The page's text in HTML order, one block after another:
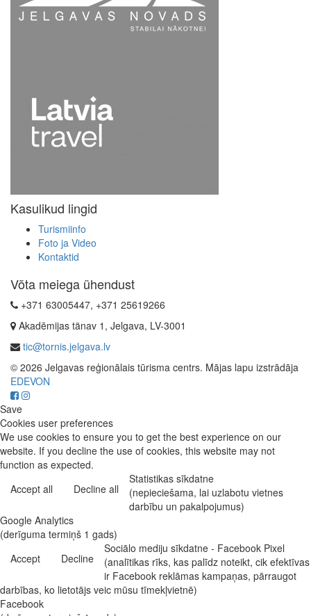
Kasulikud lingid
Turismiinfo
Foto ja Video
Kontaktid
Võta meiega ühendust
+371 63005447, +371 25619266
Akadēmijas tänav 1, Jelgava, LV-3001
tic@tornis.jelgava.lv
© 2026 Jelgavas reģionālais tūrisma centrs. Mājas lapu izstrādāja
EDEVON
Save
Cookies user preferences
We use cookies to ensure you to get the best experience on our
website. If you decline the use of cookies, this website may not
function as expected.
Accept all
Decline all
Statistikas sīkdatne
(nepieciešama, lai uzlabotu vietnes
darbību un pakalpojumus)
Google Analytics
(derīguma termiņš 1 gads)
Accept
Decline
Sociālo mediju sīkdatne - Facebook Pixel
(analītikas rīks, kas palīdz noteikt, cik efektīvas
ir Facebook reklāmas kampaņas, pārraugot
darbības, ko lietotājs veic mūsu tīmekļvietnē)
Facebook